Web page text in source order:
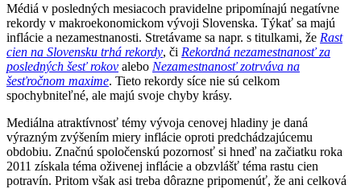
Médiá v posledných mesiacoch pravidelne pripomínajú negatívne
rekordy v makroekonomickom vývoji Slovenska. Týkať sa majú
inflácie a nezamestnanosti. Stretávame sa napr. s titulkami, že Rast
cien na Slovensku trhá rekordy, či Rekordná nezamestnanosť za
posledných šesť rokov alebo Nezamestnanosť zotrváva na
šesťročnom maxime. Tieto rekordy síce nie sú celkom
spochybniteľné, ale majú svoje chyby krásy.
Mediálna atraktívnosť témy vývoja cenovej hladiny je daná
výrazným zvýšením miery inflácie oproti predchádzajúcemu
obdobiu. Značnú spoločenskú pozornosť si hneď na začiatku roka
2011 získala téma oživenej inflácie a obzvlášť téma rastu cien
potravín. Pritom však asi treba dôrazne pripomenúť, že ani celková